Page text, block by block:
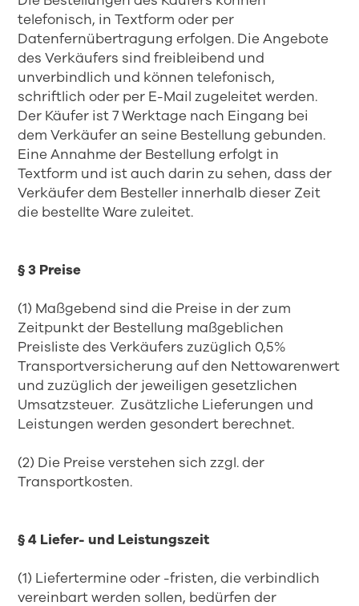
telefonisch, in Textform oder per
Datenfernübertragung erfolgen. Die Angebote
des Verkäufers sind freibleibend und
unverbindlich und können telefonisch,
schriftlich oder per E-Mail zugeleitet werden.
Der Käufer ist 7 Werktage nach Eingang bei
dem Verkäufer an seine Bestellung gebunden.
Eine Annahme der Bestellung erfolgt in
Textform und ist auch darin zu sehen, dass der
Verkäufer dem Besteller innerhalb dieser Zeit
die bestellte Ware zuleitet.
§ 3 Preise
(1) Maßgebend sind die Preise in der zum
Zeitpunkt der Bestellung maßgeblichen
Preisliste des Verkäufers zuzüglich 0,5%
Transportversicherung auf den Nettowarenwert
und zuzüglich der jeweiligen gesetzlichen
Umsatzsteuer. Zusätzliche Lieferungen und
Leistungen werden gesondert berechnet.
(2) Die Preise verstehen sich zzgl. der
Transportkosten.
§ 4 Liefer- und Leistungszeit
(1) Liefertermine oder -fristen, die verbindlich
vereinbart werden sollen, bedürfen der